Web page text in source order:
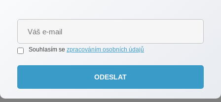
facebook reklamy, ale také jej zveřejním pomocí
dohromady několik tisíc zájemců.
Souhlasím se zpracováním osobních údajů
ODESLAT